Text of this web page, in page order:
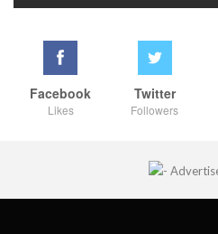
Facebook
Likes
Twitter
Followers